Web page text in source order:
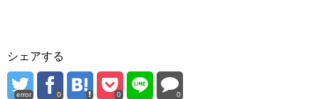
シェアする
error 0 0 0